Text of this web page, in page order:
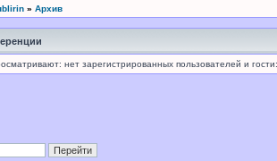
» Архив
нет зарегистрированных пользователей и